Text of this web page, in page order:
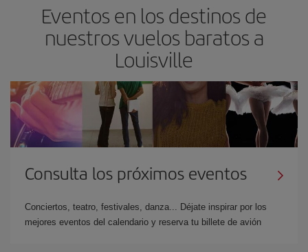
Eventos en los destinos de
nuestros vuelos baratos a
Louisville
Consulta los próximos eventos
Conciertos, teatro, festivales, danza... Déjate inspirar por los
mejores eventos del calendario y reserva tu billete de avión